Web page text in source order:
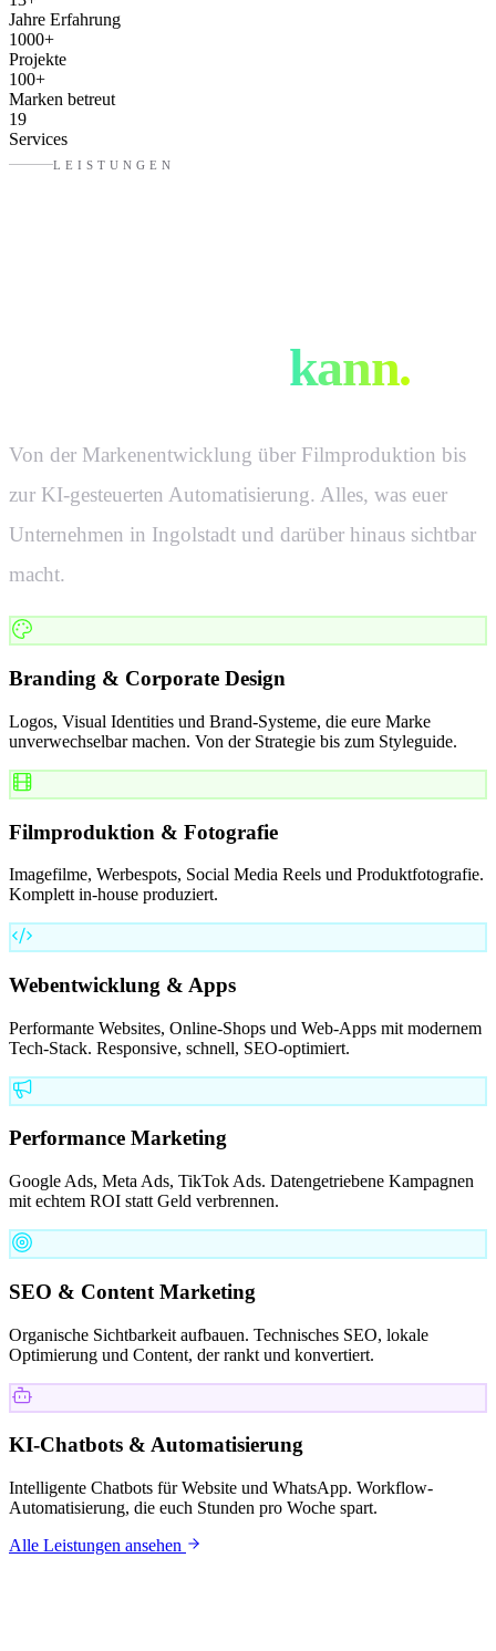
Jahre Erfahrung
1000+
Projekte
100+
Marken betreut
19
Services
LEISTUNGEN
kann.
Von der Markenentwicklung über Filmproduktion bis
zur KI-gesteuerten Automatisierung. Alles, was euer
Unternehmen in Ingolstadt und darüber hinaus sichtbar
macht.
Branding & Corporate Design
Logos, Visual Identities und Brand-Systeme, die eure Marke
unverwechselbar machen. Von der Strategie bis zum Styleguide.
Filmproduktion & Fotografie
Imagefilme, Werbespots, Social Media Reels und Produktfotografie.
Komplett in-house produziert.
Webentwicklung & Apps
Performante Websites, Online-Shops und Web-Apps mit modernem
Tech-Stack. Responsive, schnell, SEO-optimiert.
Performance Marketing
Google Ads, Meta Ads, TikTok Ads. Datengetriebene Kampagnen
mit echtem ROI statt Geld verbrennen.
SEO & Content Marketing
Organische Sichtbarkeit aufbauen. Technisches SEO, lokale
Optimierung und Content, der rankt und konvertiert.
KI-Chatbots & Automatisierung
Intelligente Chatbots für Website und WhatsApp. Workflow-
Automatisierung, die euch Stunden pro Woche spart.
Alle Leistungen ansehen